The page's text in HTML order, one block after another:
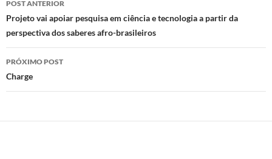
n o
k p
de
posts
POST ANTERIOR
Projeto vai apoiar pesquisa em ciência e tecnologia a partir da
perspectiva dos saberes afro-brasileiros
PRÓXIMO POST
Charge